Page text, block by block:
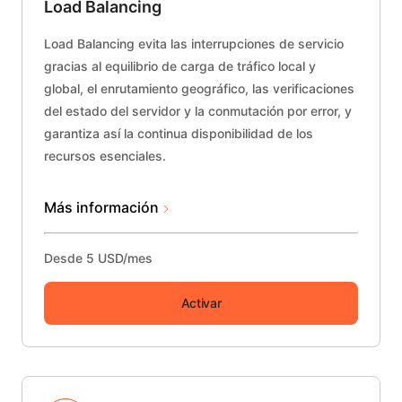
Load Balancing
Load Balancing evita las interrupciones de servicio
gracias al equilibrio de carga de tráfico local y
global, el enrutamiento geográfico, las verificaciones
del estado del servidor y la conmutación por error, y
garantiza así la continua disponibilidad de los
recursos esenciales.
Más información
Desde 5 USD/mes
Activar